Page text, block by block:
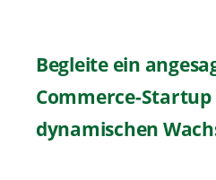
Begleite ein
Commerce-Startup
dynamischen